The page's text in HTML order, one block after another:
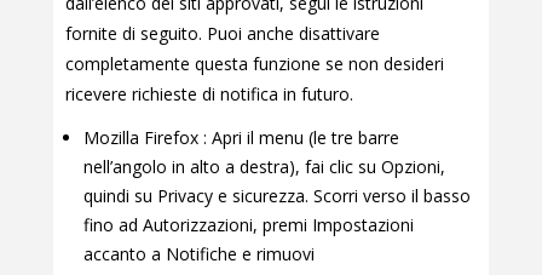
fornite di seguito. Puoi anche disattivare
completamente questa funzione se non desideri
ricevere richieste di notifica in futuro.
Mozilla Firefox : Apri il menu (le tre barre
nell’angolo in alto a destra), fai clic su Opzioni,
quindi su Privacy e sicurezza. Scorri verso il basso
fino ad Autorizzazioni, premi Impostazioni
accanto a Notifiche e rimuovi